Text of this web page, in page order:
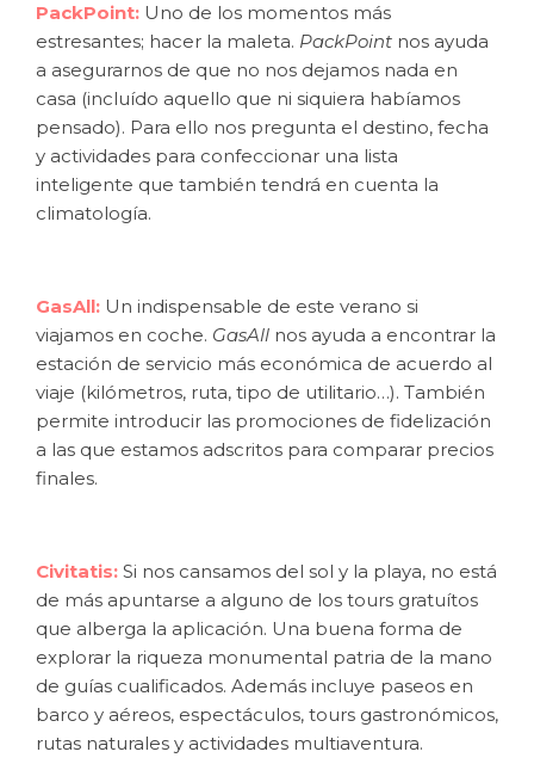
PackPoint: Uno de los momentos más
estresantes; hacer la maleta. PackPoint nos ayuda
a asegurarnos de que no nos dejamos nada en
casa (incluído aquello que ni siquiera habíamos
pensado). Para ello nos pregunta el destino, fecha
y actividades para confeccionar una lista
inteligente que también tendrá en cuenta la
climatología.
GasAll: Un indispensable de este verano si
viajamos en coche. GasAll nos ayuda a encontrar la
estación de servicio más económica de acuerdo al
viaje (kilómetros, ruta, tipo de utilitario…). También
permite introducir las promociones de fidelización
a las que estamos adscritos para comparar precios
finales.
Civitatis: Si nos cansamos del sol y la playa, no está
de más apuntarse a alguno de los tours gratuítos
que alberga la aplicación. Una buena forma de
explorar la riqueza monumental patria de la mano
de guías cualificados. Además incluye paseos en
barco y aéreos, espectáculos, tours gastronómicos,
rutas naturales y actividades multiaventura.